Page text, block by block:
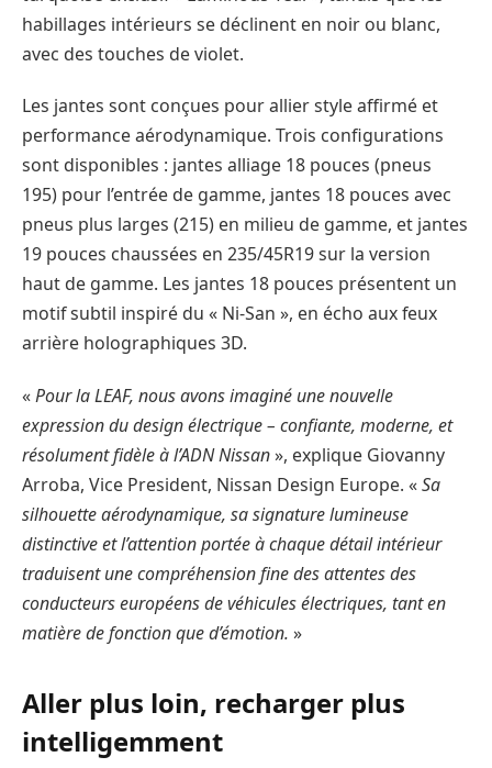
habillages intérieurs se déclinent en noir ou blanc,
avec des touches de violet.
Les jantes sont conçues pour allier style affirmé et
performance aérodynamique. Trois configurations
sont disponibles : jantes alliage 18 pouces (pneus
195) pour l’entrée de gamme, jantes 18 pouces avec
pneus plus larges (215) en milieu de gamme, et jantes
19 pouces chaussées en 235/45R19 sur la version
haut de gamme. Les jantes 18 pouces présentent un
motif subtil inspiré du « Ni-San », en écho aux feux
arrière holographiques 3D.
«Pour la LEAF, nous avons imaginé une nouvelle
expression du design électrique – confiante, moderne, et
résolument fidèle à l’ADN Nissan», explique Giovanny
Arroba, Vice President, Nissan Design Europe. «Sa
silhouette aérodynamique, sa signature lumineuse
distinctive et l’attention portée à chaque détail intérieur
traduisent une compréhension fine des attentes des
conducteurs européens de véhicules électriques, tant en
matière de fonction que d’émotion. »
Aller plus loin, recharger plus
intelligemment